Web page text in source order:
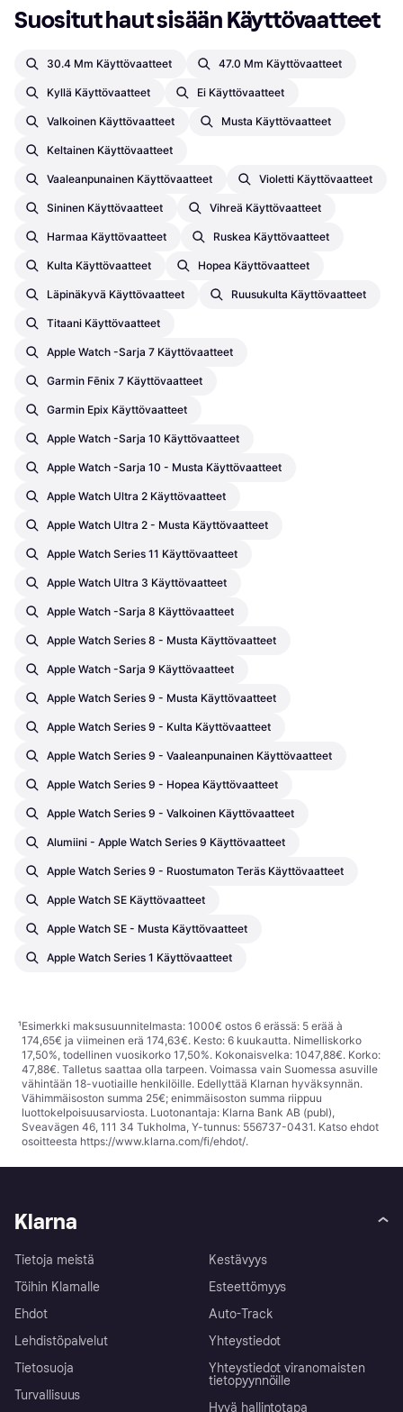
Suositut haut sisään Käyttövaatteet
30.4 Mm Käyttövaatteet 47.0 Mm Käyttövaatteet
Kyllä Käyttövaatteet Ei Käyttövaatteet
Valkoinen Käyttövaatteet Musta Käyttövaatteet
Keltainen Käyttövaatteet
Vaaleanpunainen Käyttövaatteet Violetti Käyttövaatteet
Sininen Käyttövaatteet Vihreä Käyttövaatteet
Harmaa Käyttövaatteet Ruskea Käyttövaatteet
Kulta Käyttövaatteet Hopea Käyttövaatteet
Läpinäkyvä Käyttövaatteet Ruusukulta Käyttövaatteet
Titaani Käyttövaatteet
Apple Watch -sarja 7 Käyttövaatteet
Garmin Fēnix 7 Käyttövaatteet
Garmin Epix Käyttövaatteet
Apple Watch -sarja 10 Käyttövaatteet
Apple Watch -sarja 10 - Musta Käyttövaatteet
Apple Watch Ultra 2 Käyttövaatteet
Apple Watch Ultra 2 - Musta Käyttövaatteet
Apple Watch Series 11 Käyttövaatteet
Apple Watch Ultra 3 Käyttövaatteet
Apple Watch -sarja 8 Käyttövaatteet
Apple Watch Series 8 - Musta Käyttövaatteet
Apple Watch -sarja 9 Käyttövaatteet
Apple Watch Series 9 - Musta Käyttövaatteet
Apple Watch Series 9 - Kulta Käyttövaatteet
Apple Watch Series 9 - Vaaleanpunainen Käyttövaatteet
Apple Watch Series 9 - Hopea Käyttövaatteet
Apple Watch Series 9 - Valkoinen Käyttövaatteet
Alumiini - Apple Watch Series 9 Käyttövaatteet
Apple Watch Series 9 - Ruostumaton Teräs Käyttövaatteet
Apple Watch SE Käyttövaatteet
Apple Watch SE - Musta Käyttövaatteet
Apple Watch Series 1 Käyttövaatteet
¹Esimerkki maksusuunnitelmasta: 1000€ ostos 6 erässä: 5 erää à
174,65€ ja viimeinen erä 174,63€. Kesto: 6 kuukautta. Nimelliskorko
17,50%, todellinen vuosikorko 17,50%. Kokonaisvelka: 1047,88€. Korko:
47,88€. Talletus saattaa olla tarpeen. Voimassa vain Suomessa asuville
vähintään 18-vuotiaille henkilöille. Edellyttää Klarnan hyväksynnän.
Vähimmäisoston summa 25€; enimmäisoston summa riippuu
luottokelpoisuusarviosta. Luotonantaja: Klarna Bank AB (publ),
Sveavägen 46, 111 34 Tukholma, Y-tunnus: 556737-0431. Katso ehdot
osoitteesta https://www.klarna.com/fi/ehdot/.
Klarna
Tietoja meistä
Töihin Klarnalle
Ehdot
Lehdistöpalvelut
Tietosuoja
Turvallisuus
Kestävyys
Esteettömyys
Auto-Track
Yhteystiedot
Yhteystiedot viranomaisten
tietopyynnöille
Hyvä hallintotapa